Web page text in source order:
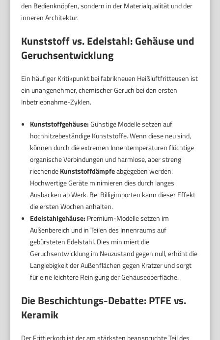
den Bedienknöpfen, sondern in der Materialqualität und der
inneren Architektur.
Kunststoff vs. Edelstahl: Gehäuse und
Geruchsentwicklung
Ein häufiger Kritikpunkt bei fabrikneuen Heißluftfritteusen ist
ein unangenehmer, chemischer Geruch bei den ersten
Inbetriebnahme-Zyklen.
Kunststoffgehäuse:Günstige Modelle setzen auf
hochhitzebeständige Kunststoffe. Wenn diese neu sind,
können durch die extremen Innentemperaturen flüchtige
organische Verbindungen und harmlose, aber streng
riechendeKunststoffdämpfeabgegeben werden.
Hochwertige Geräte minimieren dies durch langes
Ausbacken ab Werk. Bei Billigimporten kann dieser Effekt
die ersten Wochen anhalten.
Edelstahlgehäuse: Premium-Modelle setzen im
Außenbereich und in Teilen des Innenraums auf
gebürsteten Edelstahl. Dies minimiert die
Geruchsentwicklung im Neuzustand gegen null, erhöht die
Langlebigkeit der Außenflächen gegen Kratzer und sorgt
für eine leichtere Reinigung der Gehäuseoberfläche.
Die Beschichtungs-Debatte: PTFE vs.
Keramik
Der Frittierkorb ist der am stärksten beanspruchte Teil des